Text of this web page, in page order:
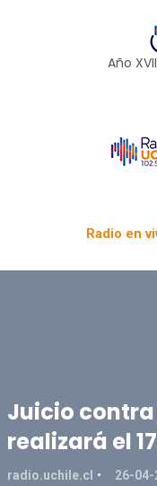
Año
Radio en
Juicio contra
realizará el
radio.uchile.cl 26-04-